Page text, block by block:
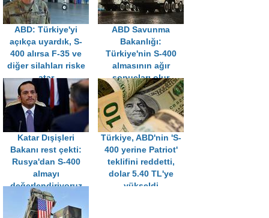
ABD: Türkiye'yi
açıkça uyardık, S-
400 alırsa F-35 ve
diğer silahları riske
atar
ABD Savunma
Bakanlığı:
Türkiye'nin S-400
almasının ağır
sonuçları olur
Katar Dışişleri
Bakanı rest çekti:
Rusya'dan S-400
almayı
değerlendiriyoruz
Türkiye, ABD'nin 'S-
400 yerine Patriot'
teklifini reddetti,
dolar 5.40 TL'ye
yükseldi